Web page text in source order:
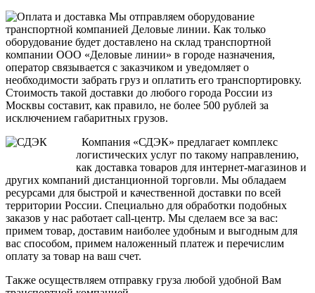
Мы отправляем оборудование
транспортной компанией Деловые линии. Как только
оборудование будет доставлено на склад транспортной
компании ООО «Деловые линии» в городе назначения,
оператор связывается с заказчиком и уведомляет о
необходимости забрать груз и оплатить его транспортировку.
Стоимость такой доставки до любого города России из
Москвы составит, как правило, не более 500 рублей за
исключением габаритных грузов.
Компания «СДЭК» предлагает комплекс
логистических услуг по такому направлению,
как доставка товаров для интернет-магазинов и
других компаний дистанционной торговли. Мы обладаем
ресурсами для быстрой и качественной доставки по всей
территории России. Специально для обработки подобных
заказов у нас работает call-центр. Мы сделаем все за вас:
примем товар, доставим наиболее удобным и выгодным для
вас способом, примем наложенный платеж и перечислим
оплату за товар на ваш счет.
Также осуществляем отправку груза любой удобной Вам